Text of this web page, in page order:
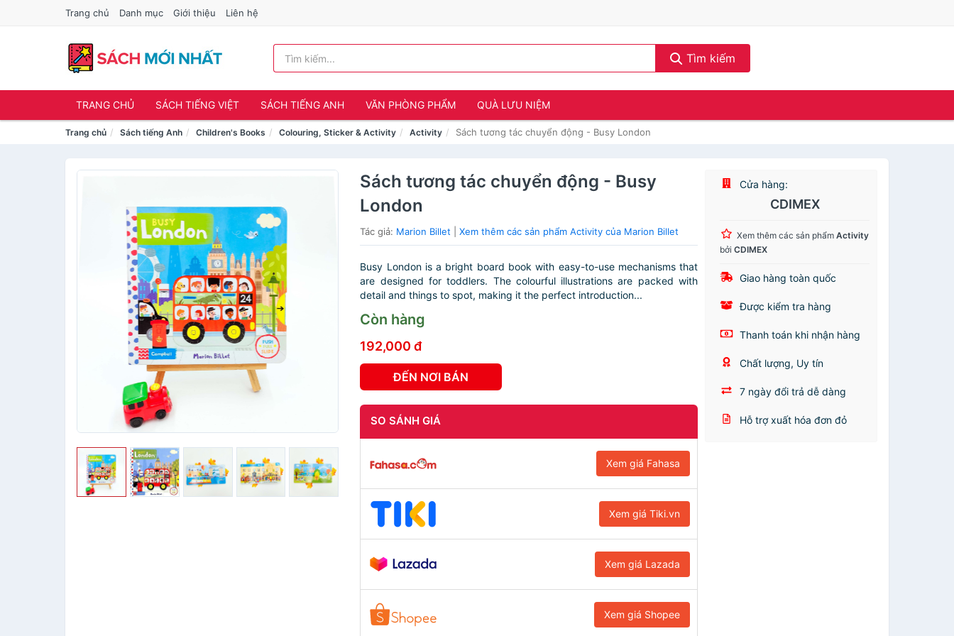
Trang chủ Danh mục Giới thiệu Liên hệ
Tìm kiếm
TRANG CHỦ SÁCH TIẾNG VIỆT SÁCH TIẾNG ANH VĂN PHÒNG PHẨM QUÀ LƯU NIỆM
Trang chủ Sách tiếng Anh Children's Books Colouring, Sticker & Activity Activity Sách tương tác chuyển động - Busy London
Sách tương tác chuyển động - Busy
London
Tác giả: Marion Billet |Xem thêm các sản phẩm Activity của Marion Billet
Busy London is a bright board book with easy-to-use mechanisms that
are designed for toddlers. The colourful illustrations are packed with
detail and things to spot, making it the perfect introduction...
Còn hàng
192,000 đ
ĐẾN NƠI BÁN
SO SÁNH GIÁ
Xem giá Fahasa
Xem giá Tiki.vn
Xem giá Lazada
Xem giá Shopee
Cửa hàng:
CDIMEX
Xem thêm các sản phẩmActivity
bởiCDIMEX
Giao hàng toàn quốc
Được kiểm tra hàng
Thanh toán khi nhận hàng
Chất lượng, Uy tín
7 ngày đổi trả dễ dàng
Hỗ trợ xuất hóa đơn đỏ